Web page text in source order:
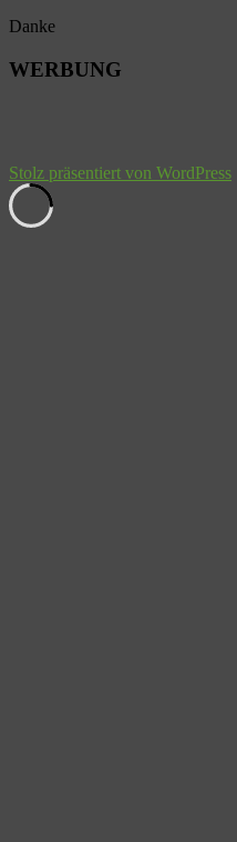
Danke
WERBUNG
Stolz präsentiert von WordPress